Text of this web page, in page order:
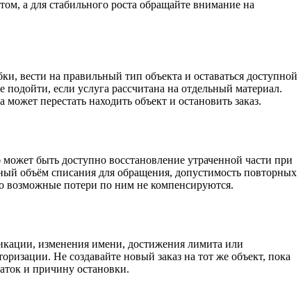
а для стабильного роста обращайте внимание на
вести на правильный тип объекта и оставаться доступной
если услуга рассчитана на отдельный материал.
перестать находить объект и остановить заказ.
быть доступно восстановление утраченной части при
объём списания для обращения, допустимость повторных
возможные потери по ним не компенсируются.
изменения имени, достижения лимита или
Не создавайте новый заказ на тот же объект, пока
и причину остановки.